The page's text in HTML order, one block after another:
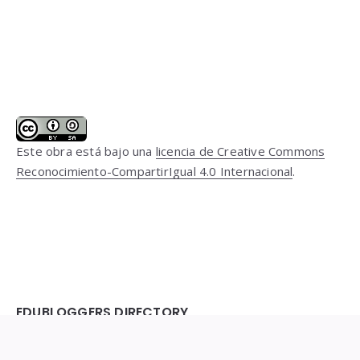
Este obra está bajo una licencia de Creative Commons
Reconocimiento-CompartirIgual 4.0 Internacional.
EDUBLOGGERS DIRECTORY